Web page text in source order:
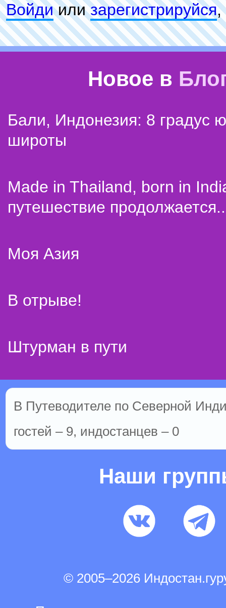
Войдиилизарeгиcтpируйся,
Новое в
Бали, Индонезия: 8 градус
широты
Made in Thailand, born in
путешествие
Моя Азия
В отрыве!
Штурман в пути
В Путеводителе по Северной
гостей – 9, индостанцев – 0
Наши
© 2005–2026